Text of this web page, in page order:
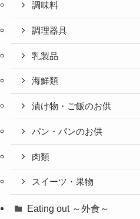
調味料
調理器具
乳製品
海鮮類
漬け物・ご飯のお供
パン・パンのお供
肉類
スイーツ・果物
Eating out ～外食～